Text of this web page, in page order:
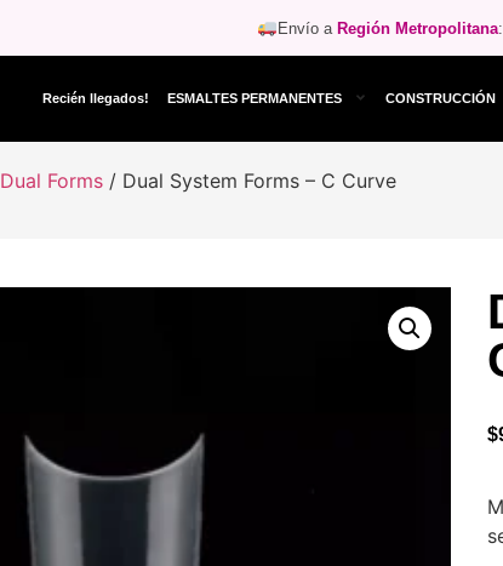
Envío aRegión Metropolitana
Recién llegados! ESMALTES PERMANENTES CONSTRUCCIÓN
Dual Forms / Dual System Forms – C Curve
$